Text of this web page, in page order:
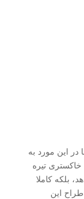
این مورد به
تیره
بلکه کاملا
این